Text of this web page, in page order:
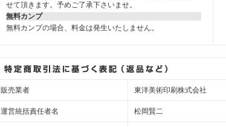
せて頂きます。予めご了承下さいませ。
無料カンプ
無料カンプの場合、料金は発生いたしません。
販売業者 東洋美術印刷株式会社
運営統括責任者名 松岡賢二